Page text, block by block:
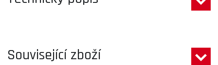
Související zboží